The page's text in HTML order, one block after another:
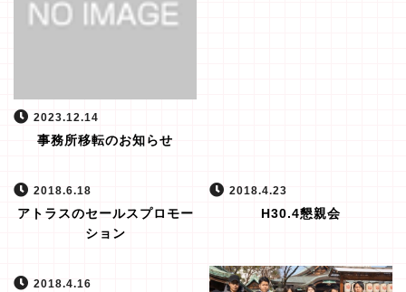
2023.12.14
事務所移転のお知らせ
2018.6.18
アトラスのセールスプロモー
ション
2018.4.23
H30.4懇親会
2018.4.16